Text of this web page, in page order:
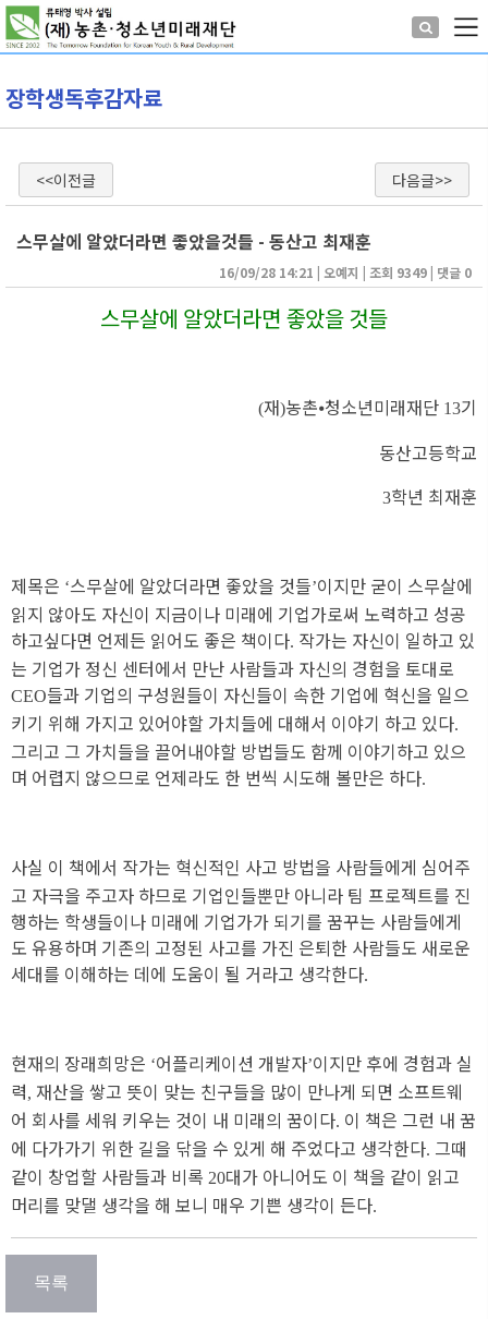
장학생독후감자료
<<이전글 다음글>>
스무살에 알았더라면 좋았을것들 - 동산고 최재훈
16/09/28 14:21 | 오예지 | 조회 9349 | 댓글 0
스무살에 알았더라면 좋았을 것들
(재)농촌⦁청소년미래재단 13기
동산고등학교
3학년 최재훈
제목은 ‘스무살에 알았더라면 좋았을 것들’이지만 굳이 스무살에
읽지 않아도 자신이 지금이나 미래에 기업가로써 노력하고 성공
하고싶다면 언제든 읽어도 좋은 책이다. 작가는 자신이 일하고 있
는 기업가 정신 센터에서 만난 사람들과 자신의 경험을 토대로
CEO들과 기업의 구성원들이 자신들이 속한 기업에 혁신을 일으
키기 위해 가지고 있어야할 가치들에 대해서 이야기 하고 있다.
그리고 그 가치들을 끌어내야할 방법들도 함께 이야기하고 있으
며 어렵지 않으므로 언제라도 한 번씩 시도해 볼만은 하다.
사실 이 책에서 작가는 혁신적인 사고 방법을 사람들에게 심어주
고 자극을 주고자 하므로 기업인들뿐만 아니라 팀 프로젝트를 진
행하는 학생들이나 미래에 기업가가 되기를 꿈꾸는 사람들에게
도 유용하며 기존의 고정된 사고를 가진 은퇴한 사람들도 새로운
세대를 이해하는 데에 도움이 될 거라고 생각한다.
현재의 장래희망은 ‘어플리케이션 개발자’이지만 후에 경험과 실
력, 재산을 쌓고 뜻이 맞는 친구들을 많이 만나게 되면 소프트웨
어 회사를 세워 키우는 것이 내 미래의 꿈이다. 이 책은 그런 내 꿈
에 다가가기 위한 길을 닦을 수 있게 해 주었다고 생각한다. 그때
같이 창업할 사람들과 비록 20대가 아니어도 이 책을 같이 읽고
머리를 맞댈 생각을 해 보니 매우 기쁜 생각이 든다.